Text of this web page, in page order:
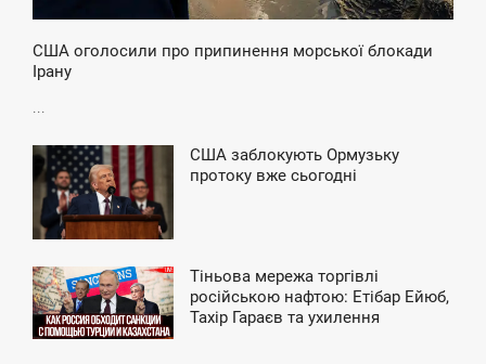
США оголосили про припинення морської блокади
Ірану
...
США заблокують Ормузьку
протоку вже сьогодні
Тіньова мережа торгівлі
російською нафтою: Етібар Ейюб,
Тахір Гараєв та ухилення